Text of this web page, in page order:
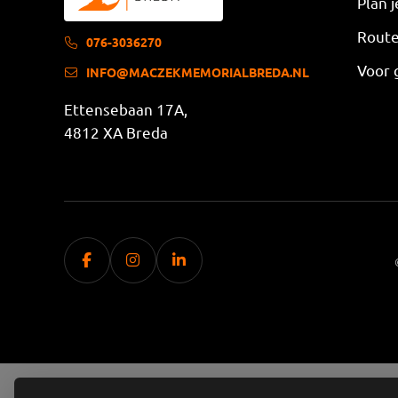
076-3036270
INFO@MACZEKMEMORIALBREDA.NL
Ettensebaan 17A,
4812 XA Breda
Voor